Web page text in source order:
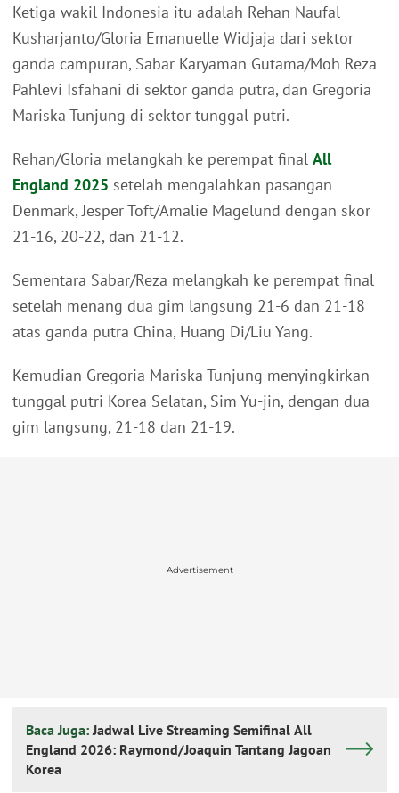
Ketiga wakil Indonesia itu adalah Rehan Naufal
Kusharjanto/Gloria Emanuelle Widjaja dari sektor
ganda campuran, Sabar Karyaman Gutama/Moh Reza
Pahlevi Isfahani di sektor ganda putra, dan Gregoria
Mariska Tunjung di sektor tunggal putri.
Rehan/Gloria melangkah ke perempat final All
England 2025 setelah mengalahkan pasangan
Denmark, Jesper Toft/Amalie Magelund dengan skor
21-16, 20-22, dan 21-12.
Sementara Sabar/Reza melangkah ke perempat final
setelah menang dua gim langsung 21-6 dan 21-18
atas ganda putra China, Huang Di/Liu Yang.
Kemudian Gregoria Mariska Tunjung menyingkirkan
tunggal putri Korea Selatan, Sim Yu-jin, dengan dua
gim langsung, 21-18 dan 21-19.
Advertisement
Baca Juga: Jadwal Live Streaming Semifinal All
England 2026: Raymond/Joaquin Tantang Jagoan
Korea